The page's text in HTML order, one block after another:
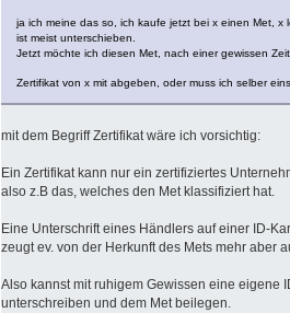
ja ich meine das so, ich kaufe jetzt bei x einen Met, x
ist meist unterschieben.
Jetzt möchte ich diesen Met, nach einer gewissen
Zertifikat von x mit abgeben, oder muss ich selber
mit dem Begriff Zertifikat wäre ich vorsichtig:
Ein Zertifikat kann nur ein zertifiziertes
also z.B das, welches den Met klassifiziert hat.
Eine Unterschrift eines Händlers auf einer ID-
zeugt ev. von der Herkunft des Mets mehr aber
Also kannst mit ruhigem Gewissen eine eigene
unterschreiben und dem Met beilegen.